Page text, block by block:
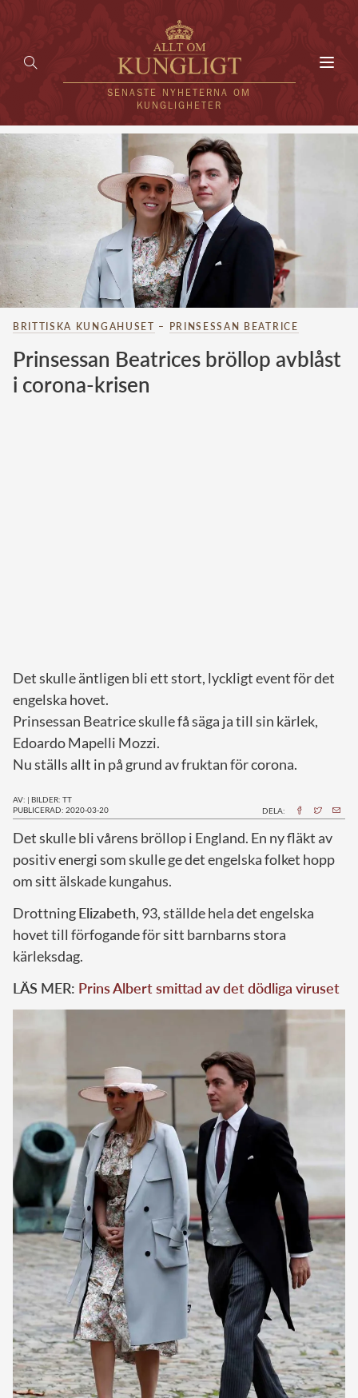
SENASTE NYHETERNA OM
KUNGLIGHETER
HEM
KUNGAFAMILJEN
UTLÄNDSKT
KÄNDISAR
VÄRLDENS KUNGAHUS
Svenska kungahuset
Brittiska kungahuset
Norska kungahuset
BRITTISKA KUNGAHUSET – PRINSESSAN BEATRICE
Prinsessan Beatrices bröllop avblåst
i corona-krisen
Det skulle äntligen bli ett stort, lyckligt event för det
engelska hovet.
Prinsessan Beatrice skulle få säga ja till sin kärlek,
Edoardo Mapelli Mozzi.
Nu ställs allt in på grund av fruktan för corona.
AV: | BILDER: TT
PUBLICERAD: 2020-03-20
DELA:
Det skulle bli vårens bröllop i England. En ny fläkt av
positiv energi som skulle ge det engelska folket hopp
om sitt älskade kungahus.
DrottningElizabeth, 93, ställde hela det engelska
hovet till förfogande för sitt barnbarns stora
kärleksdag.
LÄS MER: Prins Albert smittad av det dödliga viruset